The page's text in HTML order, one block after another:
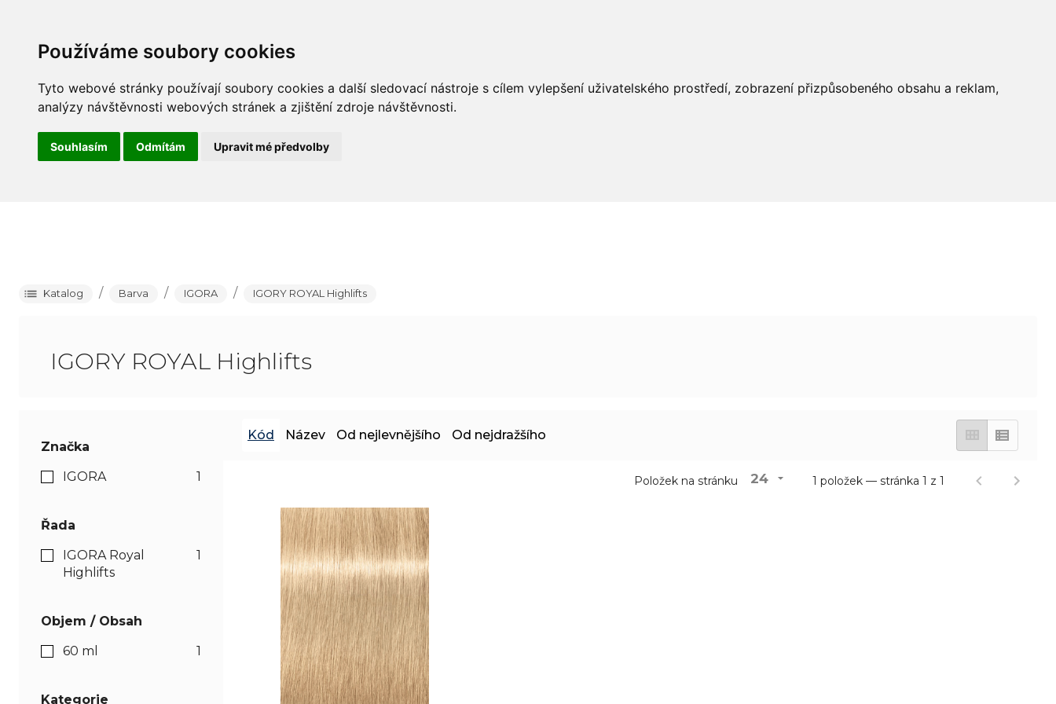
Používáme soubory cookies
Tyto webové stránky používají soubory cookies a další sledovací nástroje s cílem vylepšení uživatelského prostředí, zobrazení přizpůsobeného obsahu a reklam,
analýzy návštěvnosti webových stránek a zjištění zdroje návštěvnosti.
Souhlasím Odmítám Upravit mé předvolby
Katalog / Barva / IGORA / IGORY ROYAL Highlifts
IGORY ROYAL Highlifts
Značka
IGORA
1
Řada
IGORA Royal
Highlifts
1
Objem / Obsah
60 ml
1
Kategorie
Kód Název Od nejlevnějšího Od nejdražšího
Položek na stránku 24 1 položek — stránka 1 z 1